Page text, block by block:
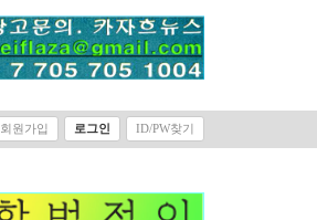
회원가입 로그인 ID/PW찾기